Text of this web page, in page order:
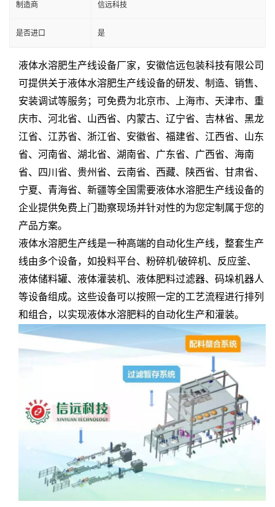
制造商 信远科技
是否进口 是
液体水溶肥生产线设备厂家， 安徽信远包装科技有限公司
可提供关于液体水溶肥生产线设备的研发、 制造、销售、
安装调试等服务；可免费为北京市、上海市、天津市、重
庆市、 河北省、 山西省、 内蒙古、 辽宁省、 吉林省、黑龙
江省、江苏省、浙江省、 安徽省、福建省、江西省、 山东
省、河南省、湖北省、湖南省、广东省、广西省、海南
省、四川省、贵州省、 云南省、西藏、陕西省、甘肃省、
宁夏、青海省、新疆等全国 需要液体水溶肥生产线设备的
企业提供免费上门勘察现场并针对性的为您定制属于您的
产品方案。
液体水溶肥生产线是一种高端的自动化生产线，整套生产
线由多个设备，如投料平台、粉碎机/破碎机、反应釜、
液体储料罐、 液体灌装机、液体肥料过滤器、 码垛机器人
等设备组成。这些设备可以按照一定的工艺流程进行排列
和组合，以实现液体水溶肥料的自动化生产和灌装。